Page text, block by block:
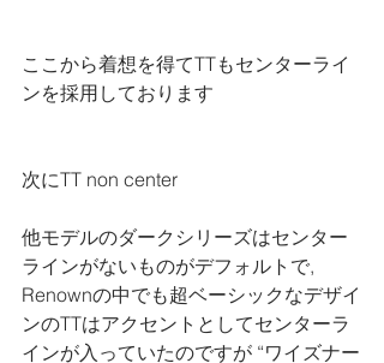
ここから着想を得てTTもセンターライ
ンを採用しております
次にTT non center
他モデルのダークシリーズはセンター
ラインがないものがデフォルトで,
Renownの中でも超ベーシックなデザイ
ンのTTはアクセントとしてセンターラ
インが入っていたのですが “ワイズナー